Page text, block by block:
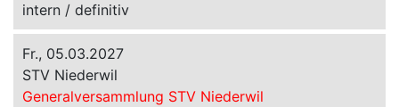
intern / definitiv
Fr., 05.03.2027
STV Niederwil
Generalversammlung STV Niederwil